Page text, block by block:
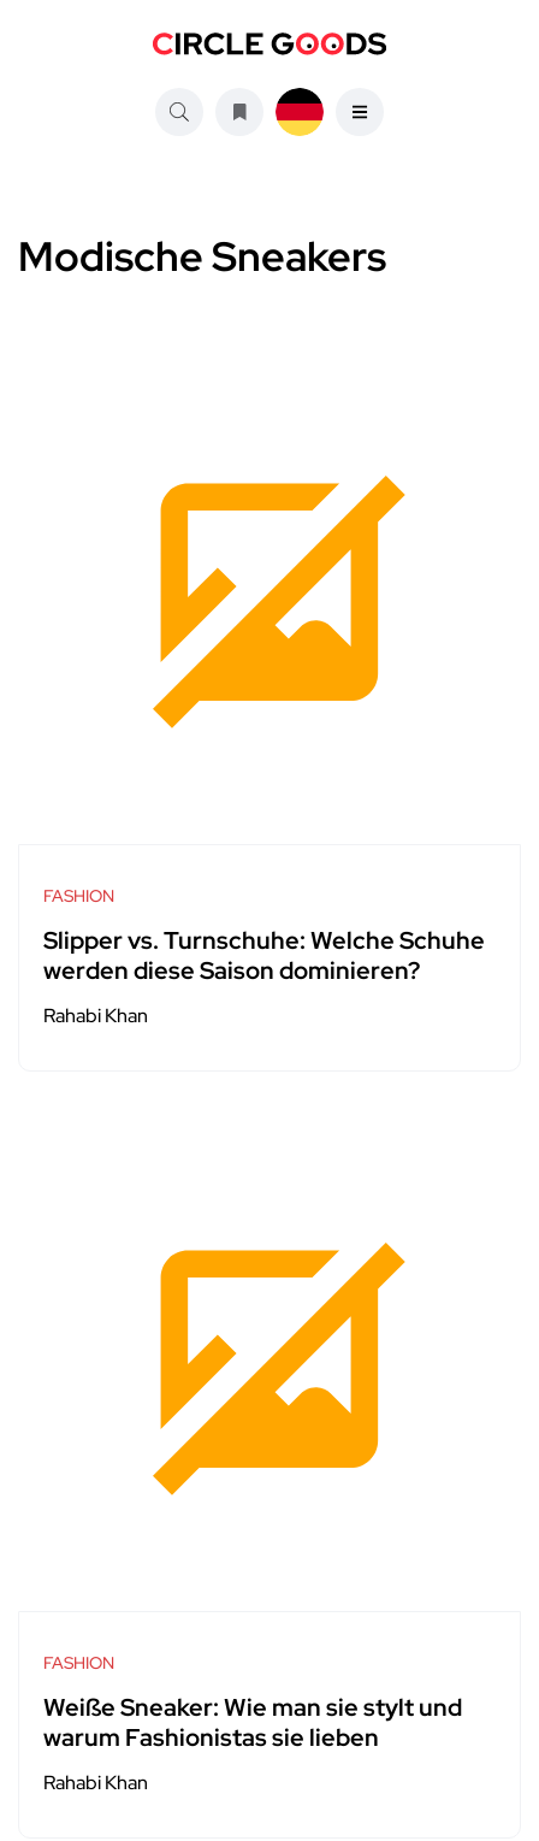
Modische Sneakers
FASHION
Slipper vs. Turnschuhe: Welche Schuhe
werden diese Saison dominieren?
Rahabi Khan
FASHION
Weiße Sneaker: Wie man sie stylt und
warum Fashionistas sie lieben
Rahabi Khan